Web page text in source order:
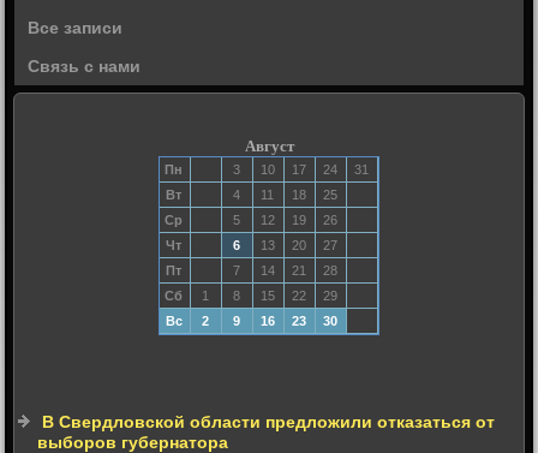
Все записи
Связь с нами
Август
Пн 3 10 17 24
31
Вт
4 11 18
25
Ср
5 12 19
26
Чт
6 13 20
27
Пт
7 14 21
28
Сб
1 8 15 22
29
Вс
2 9 16 23 30
В Свердловской области предложили отказаться от
выборов губернатора